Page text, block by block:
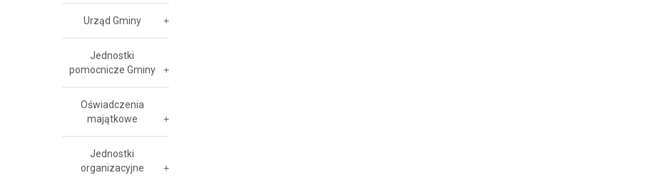
Urząd Gminy
Jednostki
pomocnicze Gminy
Oświadczenia
majątkowe
Jednostki
organizacyjne